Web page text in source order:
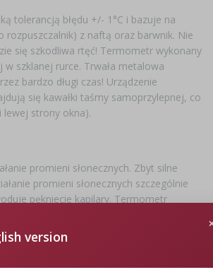
tolerancją błędu +/- 1°C i bazuje na
z naftą oraz barwnik. Nie
się szkodliwa rtęć! Termometr wykonany
szklanej rurce. Trwała metalowa
bardzo długi czas! Urządzenie
się kawałki taśmy samoprzylepnej, co
strony okna).
promieni słonecznych. Zbyt silne
promieni słonecznych szczególnie
pękniecie kapilary. Termometr
zmiany kierunku jego montowania
version